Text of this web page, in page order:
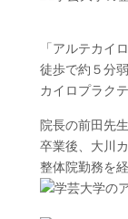
「アルテカイ
徒歩で約５分
カイロプラク
院長の前田先
卒業後、大川
整体院勤務を